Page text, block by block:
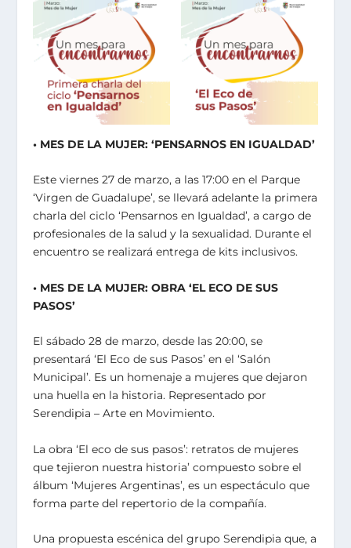
• MES DE LA MUJER: ‘PENSARNOS EN IGUALDAD’
Este viernes 27 de marzo, a las 17:00 en el Parque
‘Virgen de Guadalupe’, se llevará adelante la primera
charla del ciclo ‘Pensarnos en Igualdad’, a cargo de
profesionales de la salud y la sexualidad. Durante el
encuentro se realizará entrega de kits inclusivos.
• MES DE LA MUJER: OBRA ‘EL ECO DE SUS
PASOS’
El sábado 28 de marzo, desde las 20:00, se
presentará ‘El Eco de sus Pasos’ en el ‘Salón
Municipal’. Es un homenaje a mujeres que dejaron
una huella en la historia. Representado por
Serendipia – Arte en Movimiento.
La obra ‘El eco de sus pasos’: retratos de mujeres
que tejieron nuestra historia’ compuesto sobre el
álbum ‘Mujeres Argentinas’, es un espectáculo que
forma parte del repertorio de la compañía.
Una propuesta escénica del grupo Serendipia que, a